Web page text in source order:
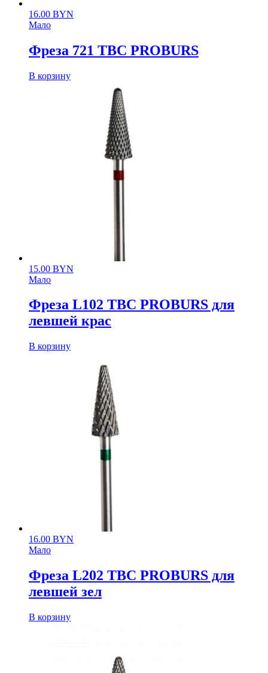
16.00 BYN
Мало
Фреза 721 ТВС PROBURS
В корзину
15.00 BYN
Мало
Фреза L102 ТВС PROBURS для
левшей крас
В корзину
16.00 BYN
Мало
Фреза L202 ТВС PROBURS для
левшей зел
В корзину